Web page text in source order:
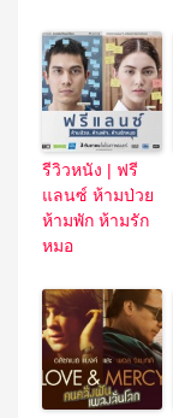
รีวิวหนัง | ฟรี
แลนซ์ ห้ามป่วย
ห้ามพัก ห้ามรัก
หมอ